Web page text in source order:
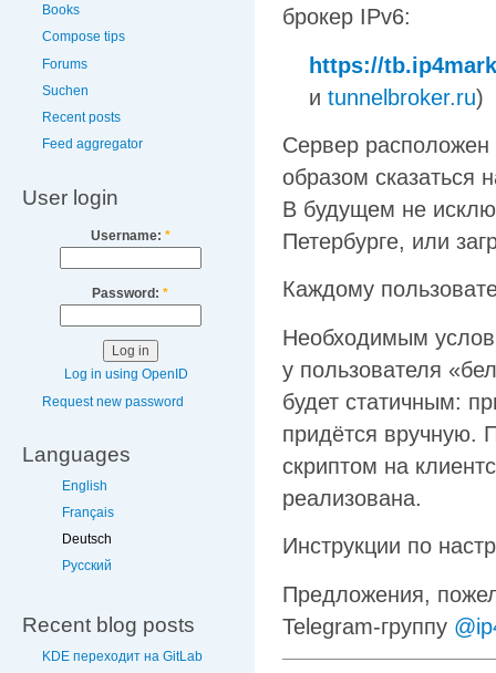
Books
Compose tips
Forums
Suchen
Recent posts
Feed aggregator
User login
Username: *
Password: *
Log in using OpenID
Request new password
Languages
English
Français
Deutsch
Русский
Recent blog posts
KDE переходит на GitLab
брокер IPv6:
https://
и tunnelbroker.ru)
Сервер
образом сказаться
В будущем не
Петербурге, или
Каждому
Необходимым
у пользователя
будет статичным:
придётся вручную.
скриптом на
реализована.
Инструкции по
Предложения,
Telegram-группу